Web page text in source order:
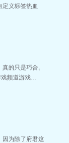
定义标签热血
的只是巧合。
戏频道游戏…
因为除了府君这